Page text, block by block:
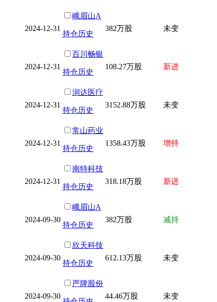
2024-12-31
峨眉山A
持仓历史
382万股 未变
2024-12-31
百川畅银
持仓历史
108.27万股 新进
2024-12-31
润达医疗
持仓历史
3152.88万股 未变
2024-12-31
常山药业
持仓历史
1358.43万股 增持
2024-12-31
南特科技
持仓历史
318.18万股 新进
2024-09-30
峨眉山A
持仓历史
382万股 减持
2024-09-30
欣天科技
持仓历史
612.13万股 未变
2024-09-30
严牌股份
44.46万股 未变